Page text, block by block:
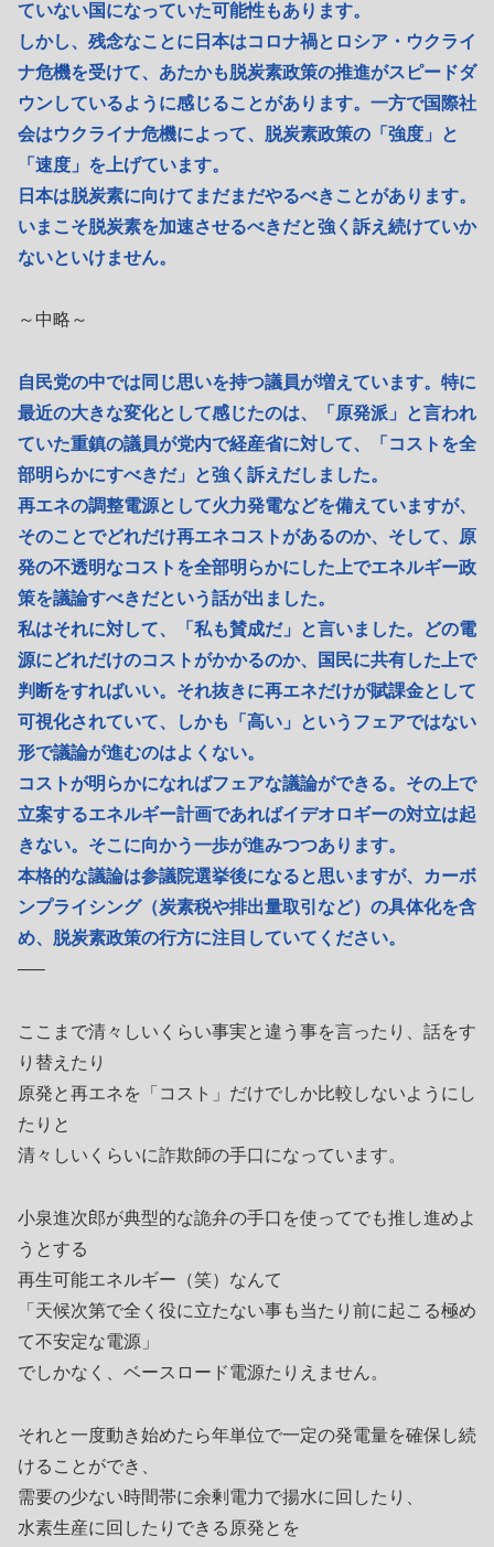
ていない国になっていた可能性もあります。
しかし、残念なことに日本はコロナ禍とロシア・ウクライ
ナ危機を受けて、あたかも脱炭素政策の推進がスピードダ
ウンしているように感じることがあります。一方で国際社
会はウクライナ危機によって、脱炭素政策の「強度」と
「速度」を上げています。
日本は脱炭素に向けてまだまだやるべきことがあります。
いまこそ脱炭素を加速させるべきだと強く訴え続けていか
ないといけません。
～中略～
自民党の中では同じ思いを持つ議員が増えています。特に
最近の大きな変化として感じたのは、「原発派」と言われ
ていた重鎮の議員が党内で経産省に対して、「コストを全
部明らかにすべきだ」と強く訴えだしました。
再エネの調整電源として火力発電などを備えていますが、
そのことでどれだけ再エネコストがあるのか、そして、原
発の不透明なコストを全部明らかにした上でエネルギー政
策を議論すべきだという話が出ました。
私はそれに対して、「私も賛成だ」と言いました。どの電
源にどれだけのコストがかかるのか、国民に共有した上で
判断をすればいい。それ抜きに再エネだけが賦課金として
可視化されていて、しかも「高い」というフェアではない
形で議論が進むのはよくない。
コストが明らかになればフェアな議論ができる。その上で
立案するエネルギー計画であればイデオロギーの対立は起
きない。そこに向かう一歩が進みつつあります。
本格的な議論は参議院選挙後になると思いますが、カーボ
ンプライシング（炭素税や排出量取引など）の具体化を含
め、脱炭素政策の行方に注目していてください。
—–
ここまで清々しいくらい事実と違う事を言ったり、話をす
り替えたり
原発と再エネを「コスト」だけでしか比較しないようにし
たりと
清々しいくらいに詐欺師の手口になっています。
小泉進次郎が典型的な詭弁の手口を使ってでも推し進めよ
うとする
再生可能エネルギー（笑）なんて
「天候次第で全く役に立たない事も当たり前に起こる極め
て不安定な電源」
でしかなく、ベースロード電源たりえません。
それと一度動き始めたら年単位で一定の発電量を確保し続
けることができ、
需要の少ない時間帯に余剰電力で揚水に回したり、
水素生産に回したりできる原発とを